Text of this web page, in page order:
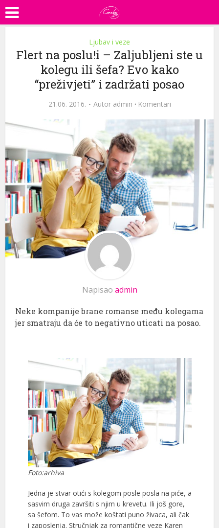
Ljubav i veze
Flert na poslu!i – Zaljubljeni ste u
kolegu ili šefa? Evo kako
“preživjeti” i zadržati posao
21.06. 2016. Autor admin · Komentari
Napisao admin
Neke kompanije brane romanse među kolegama
jer smatraju da će to negativno uticati na posao.
Foto:arhiva
Jedna je stvar otići s kolegom posle posla na piće, a
sasvim druga završiti s njim u krevetu. Ili još gore,
sa šefom. To vas može koštati puno živaca, ali čak
i zaposlenja. Stručnjak za romantične veze Karen